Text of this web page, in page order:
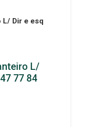
L/ Dir e esq
L/
77 84